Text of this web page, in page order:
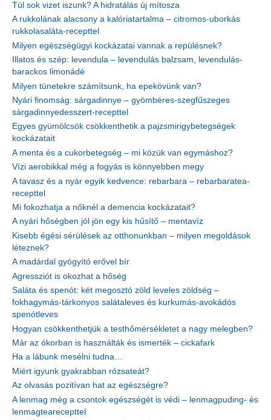
Túl sok vizet iszunk? A hidratálás új mítosza
A rukkolának alacsony a kalóriatartalma – citromos-uborkás
rukkolasaláta-recepttel
Milyen egészségügyi kockázatai vannak a repülésnek?
Illatos és szép: levendula – levendulás balzsam, levendulás-
barackos limonádé
Milyen tünetekre számítsunk, ha epekövünk van?
Nyári finomság: sárgadinnye – gyömbéres-szegfűszeges
sárgadinnyedesszert-recepttel
Egyes gyümölcsök csökkenthetik a pajzsmirigybetegségek
kockázatait
A menta és a cukorbetegség – mi közük van egymáshoz?
Vízi aerobikkal még a fogyás is könnyebben megy
A tavasz és a nyár egyik kedvence: rebarbara – rebarbaratea-
recepttel
Mi fokozhatja a nőknél a demencia kockázatait?
A nyári hőségben jól jön egy kis hűsítő – mentavíz
Kisebb égési sérülések az otthonunkban – milyen megoldások
léteznek?
A madárdal gyógyító erővel bír
Agressziót is okozhat a hőség
Saláta és spenót: két megosztó zöld leveles zöldség –
fokhagymás-tárkonyos salátaleves és kurkumás-avokádós
spenótleves
Hogyan csökkenthetjük a testhőmérsékletet a nagy melegben?
Már az ókorban is használták és ismerték – cickafark
Ha a lábunk mesélni tudna…
Miért igyunk gyakrabban rózsateát?
Az olvasás pozitívan hat az egészségre?
A lenmag még a csontok egészségét is védi – lenmagpuding- és
lenmagtearecepttel